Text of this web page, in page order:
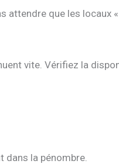
attendre que les locaux
vite. Vérifiez la
dans la pénombre.